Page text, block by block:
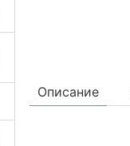
Описание